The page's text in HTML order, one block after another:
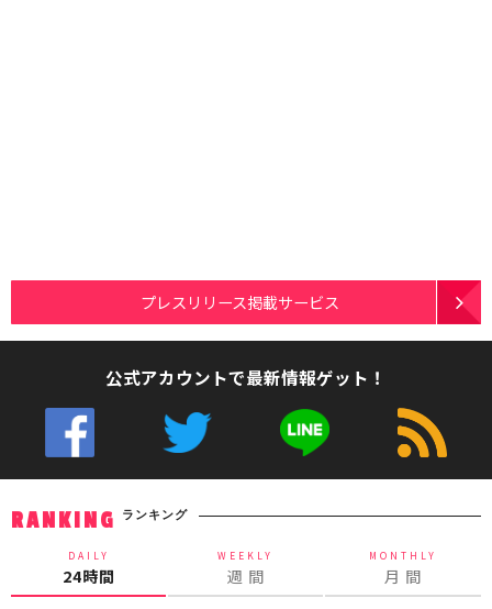
プレスリリース掲載サービス
公式アカウントで最新情報ゲット！
RANKING ランキング
DAILY
24時間
WEEKLY
週 間
MONTHLY
月 間